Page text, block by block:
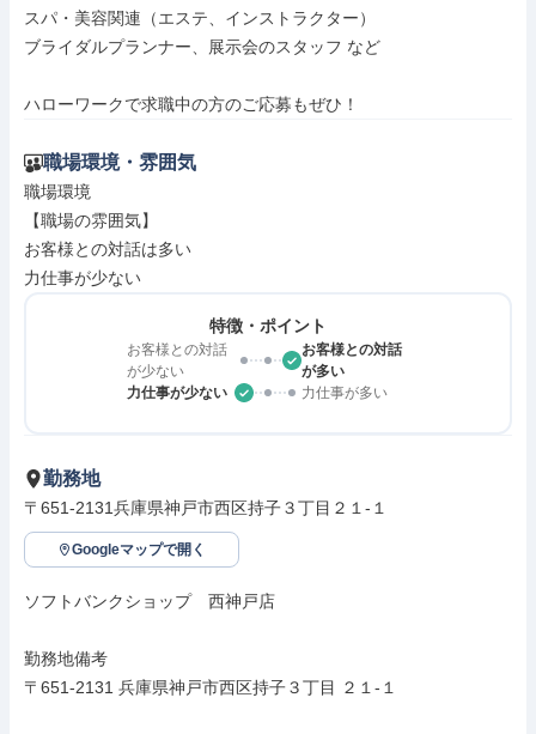
スパ・美容関連（エステ、インストラクター）
ブライダルプランナー、展示会のスタッフ など
ハローワークで求職中の方のご応募もぜひ！
職場環境・雰囲気
職場環境
【職場の雰囲気】
お客様との対話は多い
力仕事が少ない
特徴・ポイント
お客様との対話
が少ない
お客様との対話
が多い
力仕事が少ない
力仕事が多い
勤務地
〒651-2131兵庫県神戸市西区持子３丁目２１‐１
Googleマップで開く
ソフトバンクショップ　西神戸店
勤務地備考
〒651-2131 兵庫県神戸市西区持子３丁目 ２１‐１